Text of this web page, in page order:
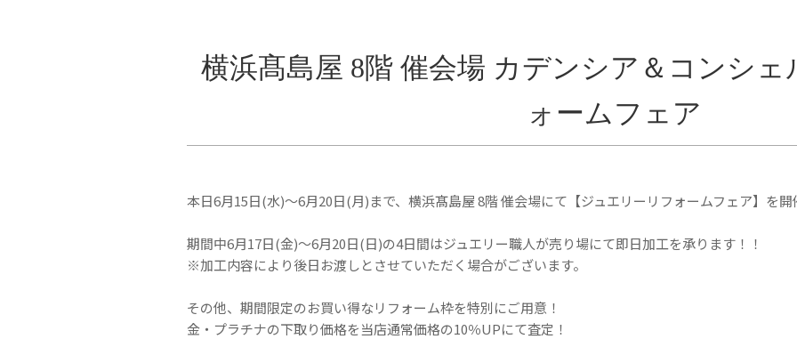
横浜髙島屋 8階 催会場 カデンシア＆コンシ
ォームフェア
本日6月15日(水)～6月20日(月)まで、横浜髙島屋 8階 催会場にて【ジュエリーリフォームフェア】を
期間中6月17日(金)～6月20日(日)の4日間はジュエリー職人が売り場にて即日加工を承ります！！
※加工内容により後日お渡しとさせていただく場合がございます。
その他、期間限定のお買い得なリフォーム枠を特別にご用意！
金・プラチナの下取り価格を当店通常価格の10％UPにて査定！